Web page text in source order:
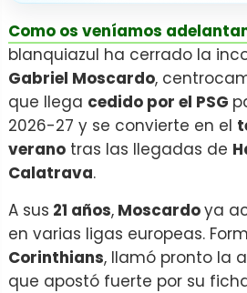
Como os veníamos
blanquiazul ha cerrado la
Gabriel Moscardo,
que llega cedido por el PSG
2026-27 y se convierte en el
verano tras las llegadas de
Calatrava.
A sus 21 años, Moscardoya
en varias ligas europeas.
Corinthians, llamó pronto la
que apostó fuerte por su